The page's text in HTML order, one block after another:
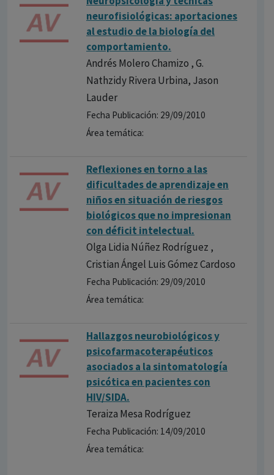
neurofisiológicas: aportaciones
al estudio de la biología del
comportamiento.
Andrés Molero Chamizo , G.
Nathzidy Rivera Urbina, Jason
Lauder
Fecha Publicación: 29/09/2010
Área temática:
Reflexiones en torno a las
dificultades de aprendizaje en
niños en situación de riesgos
biológicos que no impresionan
con déficit intelectual.
Olga Lidia Núñez Rodríguez ,
Cristian Ángel Luis Gómez Cardoso
Fecha Publicación: 29/09/2010
Área temática:
Hallazgos neurobiológicos y
psicofarmacoterapéuticos
asociados a la sintomatología
psicótica en pacientes con
HIV/SIDA.
Teraiza Mesa Rodríguez
Fecha Publicación: 14/09/2010
Área temática: